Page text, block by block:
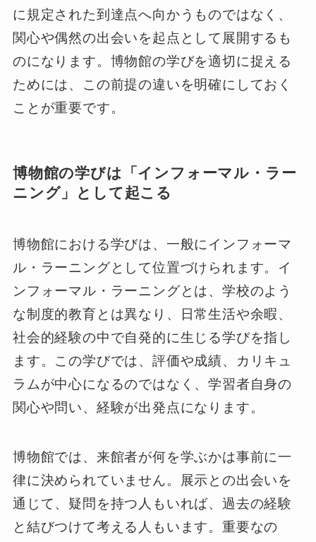
に規定された到達点へ向かうものではなく、
関心や偶然の出会いを起点として展開するも
のになります。博物館の学びを適切に捉える
ためには、この前提の違いを明確にしておく
ことが重要です。
博物館の学びは「インフォーマル・ラー
ニング」として起こる
博物館における学びは、一般にインフォーマ
ル・ラーニングとして位置づけられます。イ
ンフォーマル・ラーニングとは、学校のよう
な制度的教育とは異なり、日常生活や余暇、
社会的経験の中で自発的に生じる学びを指し
ます。この学びでは、評価や成績、カリキュ
ラムが中心になるのではなく、学習者自身の
関心や問い、経験が出発点になります。
博物館では、来館者が何を学ぶかは事前に一
律に決められていません。展示との出会いを
通じて、疑問を持つ人もいれば、過去の経験
と結びつけて考える人もいます。重要なの